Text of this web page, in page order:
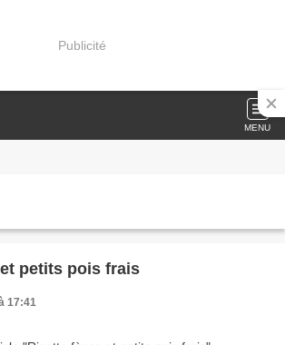
Publicité
MENU
petits pois frais
17:41